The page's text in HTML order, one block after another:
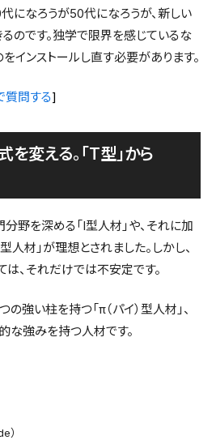
になろうが50代になろうが、新しい
のです。独学で限界を感じているな
をインストールし直す必要があります。
質問する]
変える。「T型」から
野を深める「I型人材」や、それに加
人材」が理想とされました。しかし、
、それだけでは不安定です。
強い柱を持つ「π（パイ）型人材」、
な強みを持つ人材です。
）